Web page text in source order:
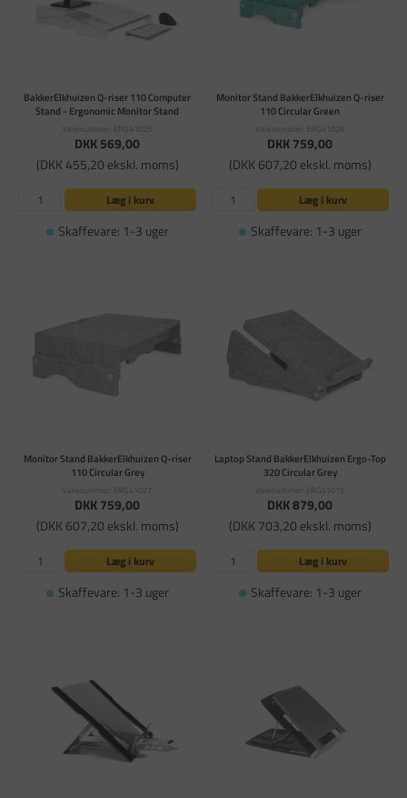
BakkerElkhuizen Q-riser 110 Computer
Stand - Ergonomic Monitor Stand
Varenummer: ERG41025
DKK 569,00
(DKK 455,20 ekskl. moms)
Læg i kurv
Skaffevare: 1-3 uger
Monitor Stand BakkerElkhuizen Q-riser
110 Circular Green
Varenummer: ERG41026
DKK 759,00
(DKK 607,20 ekskl. moms)
Læg i kurv
Skaffevare: 1-3 uger
Monitor Stand BakkerElkhuizen Q-riser
110 Circular Grey
Varenummer: ERG41027
DKK 759,00
(DKK 607,20 ekskl. moms)
Læg i kurv
Skaffevare: 1-3 uger
Laptop Stand BakkerElkhuizen Ergo-Top
320 Circular Grey
Varenummer: ERG41015
DKK 879,00
(DKK 703,20 ekskl. moms)
Læg i kurv
Skaffevare: 1-3 uger